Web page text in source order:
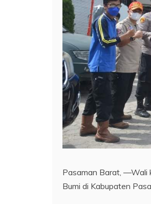
Pasaman Barat, —Wali
Bumi di Kabupaten